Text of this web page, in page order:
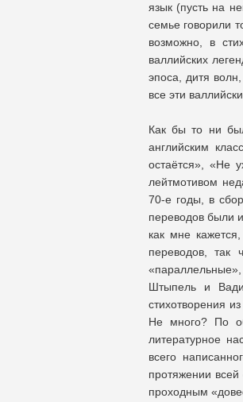
язык (пусть на
семье говорили
возможно, в
валлийских
эпоса, дитя
все эти
Как бы то ни
английским
остаётся», «Не
лейтмотивом
70-е годы, в
переводов были
как мне
переводов, так
Штыпель и
стихотворения
Не много? По
литературное
всего
протяжении всей
проходным